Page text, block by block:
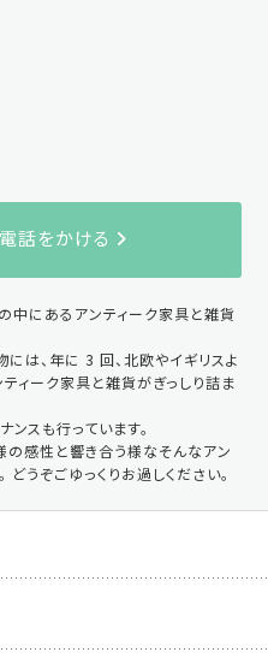
話をかける
中にあるアンティーク家具と雑貨
は、年に 3 回、北欧やイギリスよ
ィーク家具と雑貨がぎっしり詰ま
スも行っています。
感性と響き合う様なそんなアン
うぞごゆっくりお過しください。